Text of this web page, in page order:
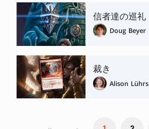
信者達の巡礼
Doug Beyer
裁き
Alison Lührs